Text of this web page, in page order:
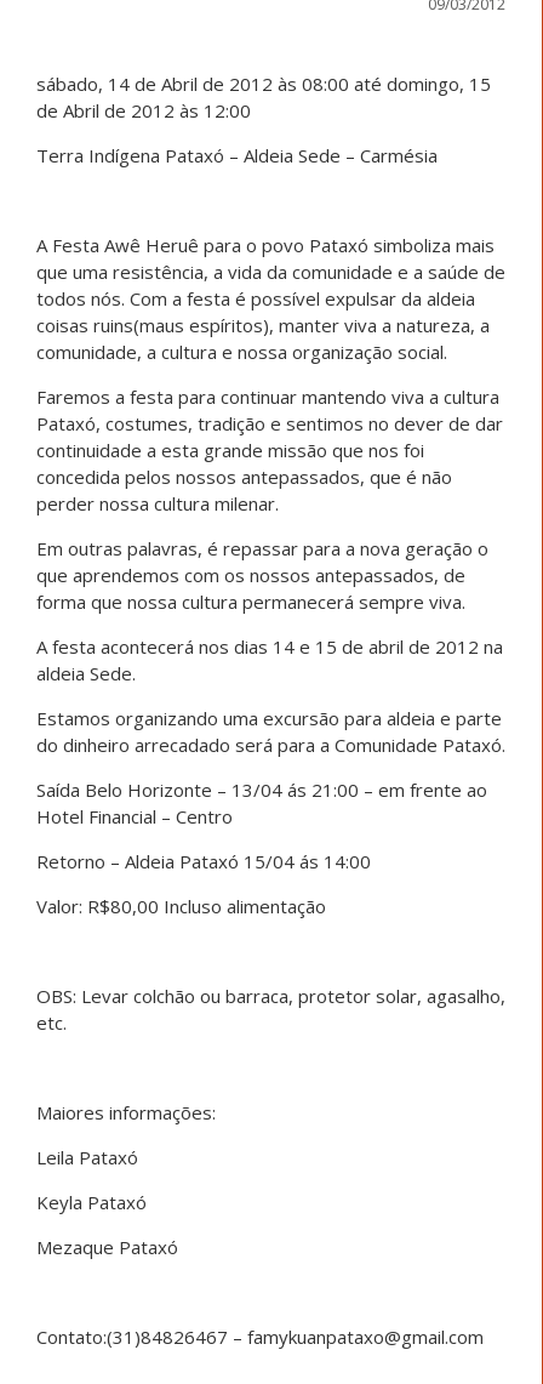
sábado, 14 de Abril de 2012 às 08:00 até domingo, 15
de Abril de 2012 às 12:00
Terra Indígena Pataxó – Aldeia Sede – Carmésia
A Festa Awê Heruê para o povo Pataxó simboliza mais
que uma resistência, a vida da comunidade e a saúde de
todos nós. Com a festa é possível expulsar da aldeia
coisas ruins(maus espíritos), manter viva a natureza, a
comunidade, a cultura e nossa organização social.
Faremos a festa para continuar mantendo viva a cultura
Pataxó, costumes, tradição e sentimos no dever de dar
continuidade a esta grande missão que nos foi
concedida pelos nossos antepassados, que é não
perder nossa cultura milenar.
Em outras palavras, é repassar para a nova geração o
que aprendemos com os nossos antepassados, de
forma que nossa cultura permanecerá sempre viva.
A festa acontecerá nos dias 14 e 15 de abril de 2012 na
aldeia Sede.
Estamos organizando uma excursão para aldeia e parte
do dinheiro arrecadado será para a Comunidade Pataxó.
Saída Belo Horizonte – 13/04 ás 21:00 – em frente ao
Hotel Financial – Centro
Retorno – Aldeia Pataxó 15/04 ás 14:00
Valor: R$80,00 Incluso alimentação
OBS: Levar colchão ou barraca, protetor solar, agasalho,
etc.
Maiores informações:
Leila Pataxó
Keyla Pataxó
Mezaque Pataxó
Contato:(31)84826467 – famykuanpataxo@gmail.com